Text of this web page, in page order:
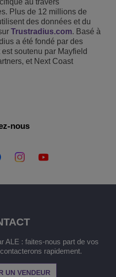
au travers
Plus de 12 millions de
des données et du
Trustradius.com. Basé à
a été fondé par des
soutenu par Mayfield
et Next Coast
nous
ALE : faites-nous part de vos
rapidement.
UN VENDEUR